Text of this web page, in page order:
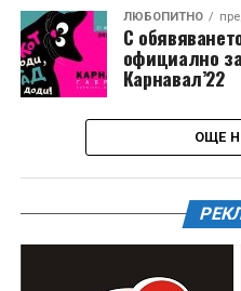
ЛЮБОПИТНО
С
официално
Карнавал’22
ОЩЕ